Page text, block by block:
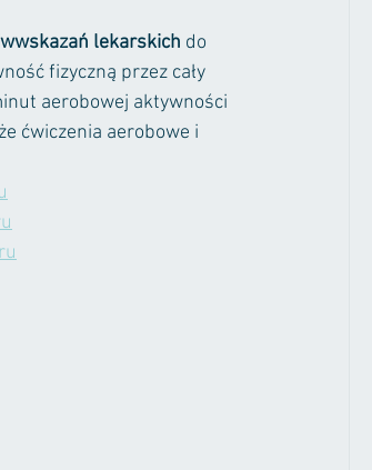
lekarskich do
fizyczną przez cały
aerobowej aktywności
ćwiczenia aerobowe i